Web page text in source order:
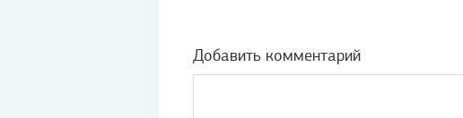
Добавить комментарий